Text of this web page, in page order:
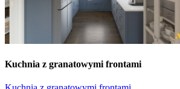
Kuchnia z granatowymi frontami